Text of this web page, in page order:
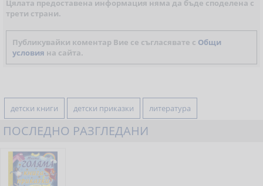
Цялата предоставена информация няма да бъде споделена с
трети страни.
Публикувайки коментар Вие се съгласявате с Общи
условия на сайта.
детски книги детски приказки литература
ПОСЛЕДНО РАЗГЛЕДАНИ